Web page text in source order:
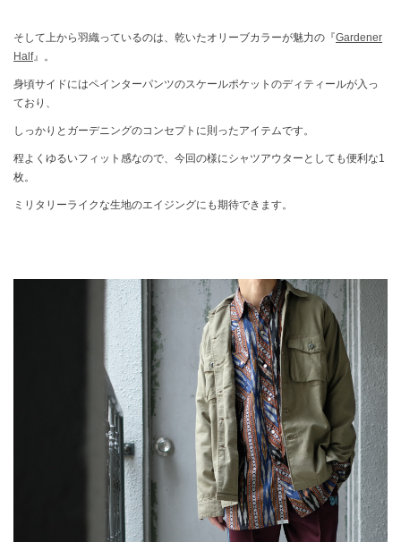
そして上から羽織っているのは、乾いたオリーブカラーが魅力の『Gardener
Half』。
身頃サイドにはペインターパンツのスケールポケットのディティールが入っ
ており、
しっかりとガーデニングのコンセプトに則ったアイテムです。
程よくゆるいフィット感なので、今回の様にシャツアウターとしても便利な1
枚。
ミリタリーライクな生地のエイジングにも期待できます。